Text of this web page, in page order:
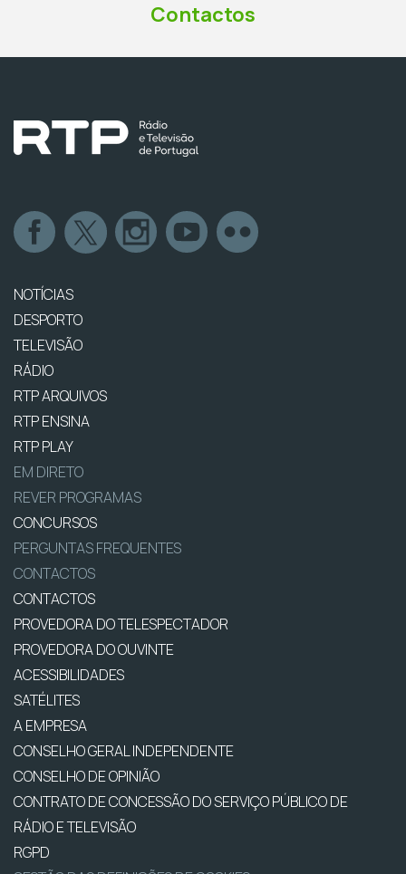
Contactos
NOTÍCIAS
DESPORTO
TELEVISÃO
RÁDIO
RTP ARQUIVOS
RTP ENSINA
RTP PLAY
EM DIRETO
REVER PROGRAMAS
CONCURSOS
PERGUNTAS FREQUENTES
CONTACTOS
CONTACTOS
PROVEDORA DO TELESPECTADOR
PROVEDORA DO OUVINTE
ACESSIBILIDADES
SATÉLITES
A EMPRESA
CONSELHO GERAL INDEPENDENTE
CONSELHO DE OPINIÃO
CONTRATO DE CONCESSÃO DO SERVIÇO PÚBLICO DE
RÁDIO E TELEVISÃO
RGPD